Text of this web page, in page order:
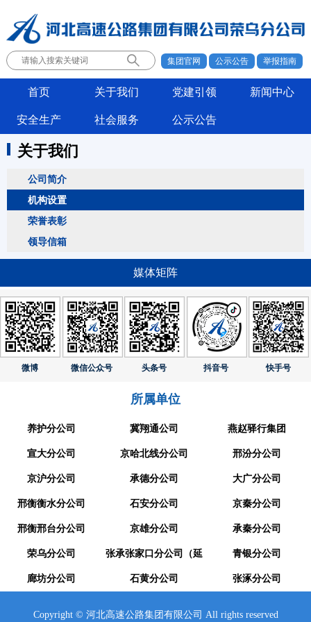
集团官网 公示公告 举报指南
首页 关于我们 党建引领 新闻中心
安全生产 社会服务 公示公告
关于我们
公司简介
机构设置
荣誉表彰
领导信箱
媒体矩阵
微博 微信公众号 头条号 抖音号 快手号
所属单位
养护分公司 冀翔通公司 燕赵驿行集团
宣大分公司 京哈北线分公司 邢汾分公司
京沪分公司 承德分公司 大广分公司
邢衡衡水分公司 石安分公司 京秦分公司
邢衡邢台分公司 京雄分公司 承秦分公司
荣乌分公司 张承张家口分公司（延
崇分公司）
青银分公司
廊坊分公司 石黄分公司 张涿分公司
Copyright © 河北高速公路集团有限公司 All rights reserved